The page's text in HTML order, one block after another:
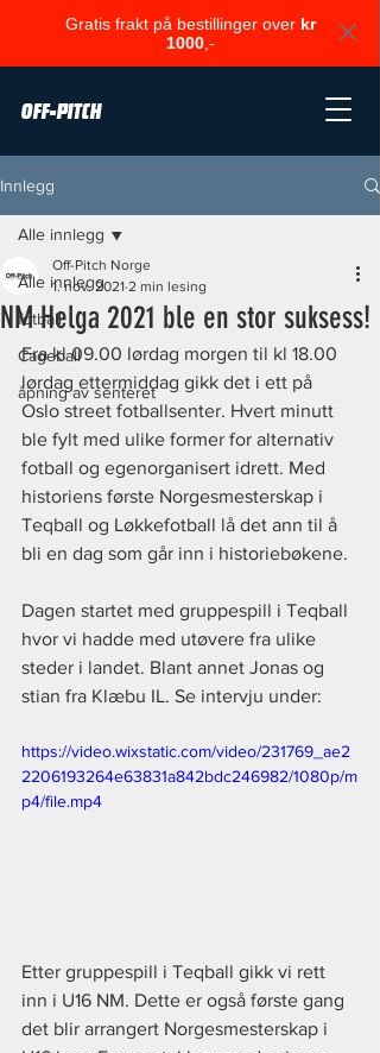
Gratis frakt på bestillinger over kr
1000,-
OFF-PITCH
Innlegg
Alle innlegg
fotball
Cageball
åpning av senteret
Alle innlegg
NM Helga 2021 ble en stor suksess!
Off-Pitch Norge
1. nov. 2021 2 min lesing
Fra kl 09.00 lørdag morgen til kl 18.00
lørdag ettermiddag gikk det i ett på
Oslo street fotballsenter. Hvert minutt
ble fylt med ulike former for alternativ
fotball og egenorganisert idrett. Med
historiens første Norgesmesterskap i
Teqball og Løkkefotball lå det ann til å
bli en dag som går inn i historiebøkene.
Dagen startet med gruppespill i Teqball
hvor vi hadde med utøvere fra ulike
steder i landet. Blant annet Jonas og
stian fra Klæbu IL. Se intervju under:
https://video.wixstatic.com/video/231769_ae2
2206193264e63831a842bdc246982/1080p/m
p4/file.mp4
Etter gruppespill i Teqball gikk vi rett
inn i U16 NM. Dette er også første gang
det blir arrangert Norgesmesterskap i